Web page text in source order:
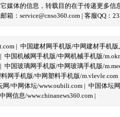
媒体的信息，转载目的在于传递更多
箱：service@cnso360.com | 客服QQ：
| 中国建材网手机版/中网建材手机版
| 中国机械网手机版/中网机械手机版/
| 中国玻璃网手机版/中网玻璃手机版/
网手机版/中网塑料手机版/m.vlevle.com
网/中网体坛/www.oubili.com | 中国体坛
网信息/www.chinanews360.com |